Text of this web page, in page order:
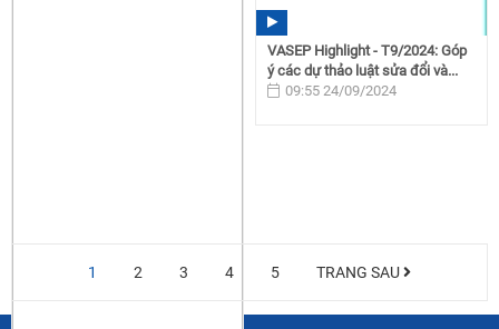
VASEP Highlight - T9/2024: Góp
ý các dự thảo luật sửa đổi và...
09:55 24/09/2024
1 2 3 4 5 TRANG SAU